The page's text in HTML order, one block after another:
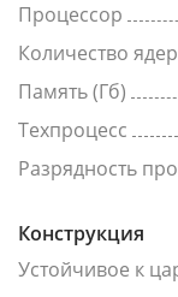
Процессор
Количество
Память (Гб)
Техпроцесс
Разрядность
Конструкция
Устойчивое к